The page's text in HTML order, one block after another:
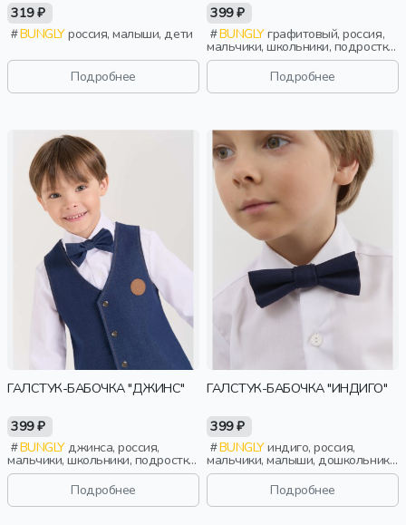
319 ₽
BUNGLYроссия, малыши, дети
Подробнее
399 ₽
BUNGLYграфитовый, россия,
мальчики, школьники, подростки,
дети
Подробнее
ГАЛСТУК-БАБОЧКА "ДЖИНС"
399 ₽
BUNGLYджинса, россия,
мальчики, школьники, подростки,
дети
Подробнее
ГАЛСТУК-БАБОЧКА "ИНДИГО"
399 ₽
BUNGLYиндиго, россия,
мальчики, малыши, дошкольники,
дети
Подробнее